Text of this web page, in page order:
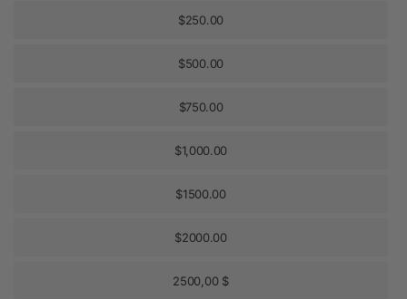
$250.00
$500.00
$750.00
$1,000.00
$1500.00
$2000.00
2500,00 $